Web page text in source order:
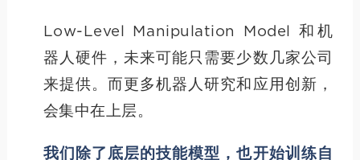
Low-Level Manipulation Model 和机
器人硬件，未来可能只需要少数几家公司
来提供。而更多机器人研究和应用创新，
会集中在上层。
我们除了底层的技能模型，也开始训练自